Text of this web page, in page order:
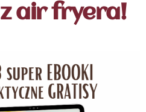
air fryera!